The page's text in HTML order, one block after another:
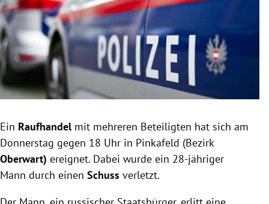
Untermenü
Untermenü
Untermenü
Untermenü
Ein Raufhandelmit mehreren Beteiligten hat sich am
Donnerstag gegen 18 Uhr in Pinkafeld (Bezirk
Oberwart) ereignet. Dabei wurde ein 28-jähriger
Mann durch einen Schuss verletzt.